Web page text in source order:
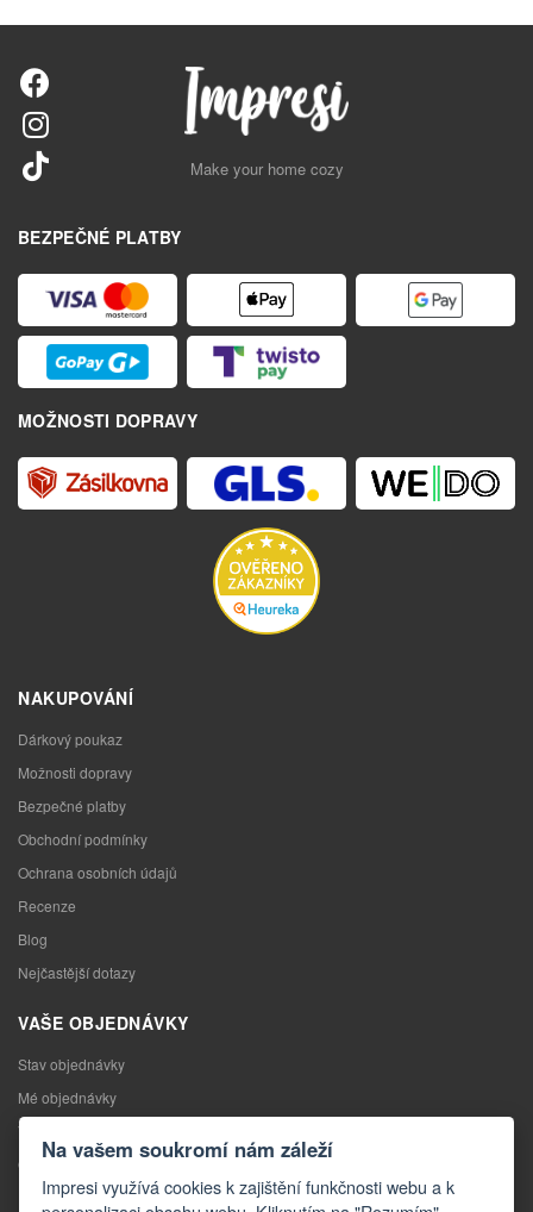
Make your home cozy
BEZPEČNÉ PLATBY
MOŽNOSTI DOPRAVY
NAKUPOVÁNÍ
Dárkový poukaz
Možnosti dopravy
Bezpečné platby
Obchodní podmínky
Ochrana osobních údajů
Recenze
Blog
Nejčastější dotazy
VAŠE OBJEDNÁVKY
Stav objednávky
Mé objednávky
Výměna zboží
Odstoupení od kupní smlouvy
Reklamace
Na vašem soukromí nám záleží
Impresi využívá cookies k zajištění funkčnosti webu a k